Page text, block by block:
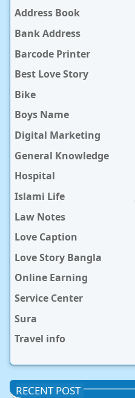
Address Book
Bank Address
Barcode Printer
Best Love Story
Bike
Boys Name
Digital Marketing
General Knowledge
Hospital
Islami Life
Law Notes
Love Caption
Love Story Bangla
Online Earning
Service Center
Sura
Travel info
RECENT POST